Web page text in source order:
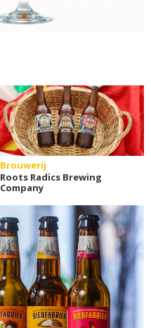
Brouwerij
Roots Radics Brewing
Company